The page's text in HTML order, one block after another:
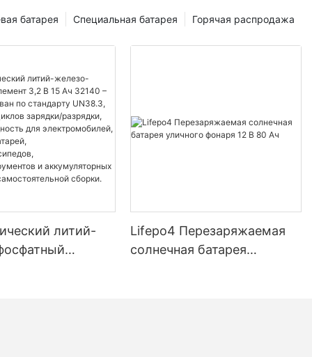
Горячая распродажа
Специальная батарея
батарея
литий-
высокая
Lifepo4 Перезаряжаемая
солнечная батарея